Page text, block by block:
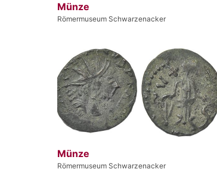
Münze
Römermuseum Schwarzenacker
Münze
Römermuseum Schwarzenacker